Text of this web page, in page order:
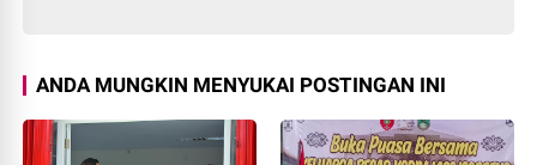
ANDA MUNGKIN MENYUKAI POSTINGAN INI